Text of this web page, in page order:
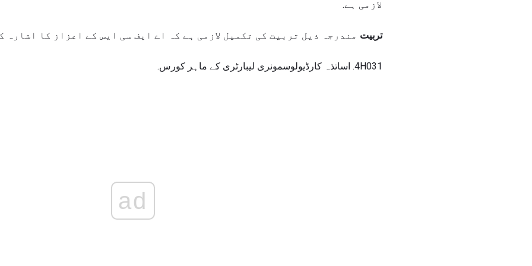
لازمی ہے.
تربیت مندرجہ ذیل تربیت کی تکمیل لازمی ہے کہ اے ایف سی ایس کے اعزاز کا اشارہ
4H031. اساتذہ کارڈیولوسمونری لیبارٹری کے ماہر کورس.
ad